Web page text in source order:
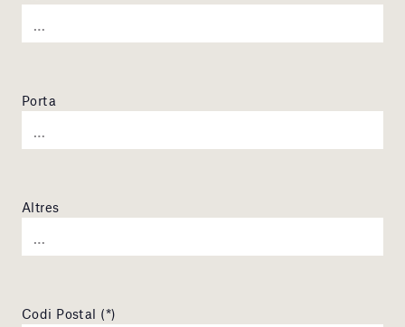
Porta
Altres
Codi Postal (*)